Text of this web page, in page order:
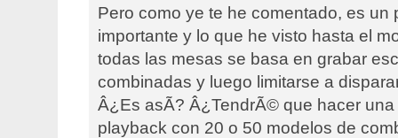
Pero como ye te he comentado, es un
importante y lo que he visto hasta el
todas las mesas se basa en grabar
combinadas y luego limitarse a
Â¿Es asÃ­? Â¿TendrÃ© que hacer
playback con 20 o 50 modelos de